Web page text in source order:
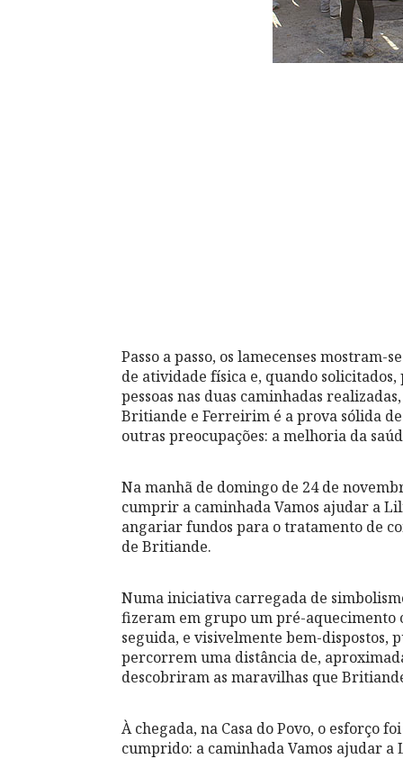
Passo a passo, os lamecenses
de atividade física e, quando
pessoas nas duas caminhadas
Britiande e Ferreirim é a prova sólida
outras preocupações: a melhoria da
Na manhã de domingo de 24 de
cumprir a caminhada Vamos ajudar a
angariar fundos para o tratamento de
de Britiande.
Numa iniciativa carregada de
fizeram em grupo um pré-aquecimento
seguida, e visivelmente bem-dispostos,
percorrem uma distância de,
descobriram as maravilhas que
À chegada, na Casa do Povo, o esforço
cumprido: a caminhada Vamos ajudar